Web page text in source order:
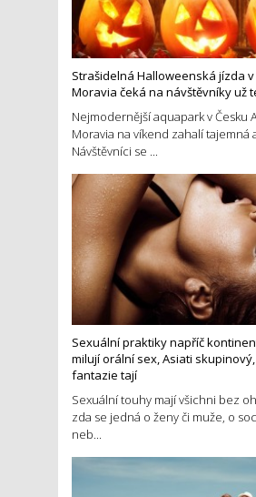
Strašidelná Halloweenská jízda
Moravia čeká na návštěvníky už
Nejmodernější aquapark v Česku
Moravia na víkend zahalí tajemná
Návštěvníci se ...
Sexuální praktiky napříč
milují orální sex, Asiati skupinový,
fantazie tají
Sexuální touhy mají všichni bez
zda se jedná o ženy či muže, o
neb...